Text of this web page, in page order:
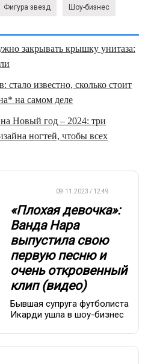
Фигура звезд Шоу-бизнес
закрывать крышку унитаза:
известно, сколько стоит
на самом деле
Новый год – 2024: три
ногтей, чтобы всех
09.11.2023 / 12:49
«Плохая девочка»:
Ванда Нара
выпустила свою
первую песню и
очень откровенный
клип (видео)
Бывшая супруга футболиста
Икарди ушла в шоу-бизнес